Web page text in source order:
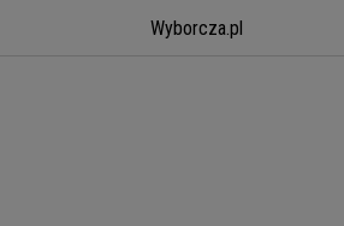
Wyborcza.pl